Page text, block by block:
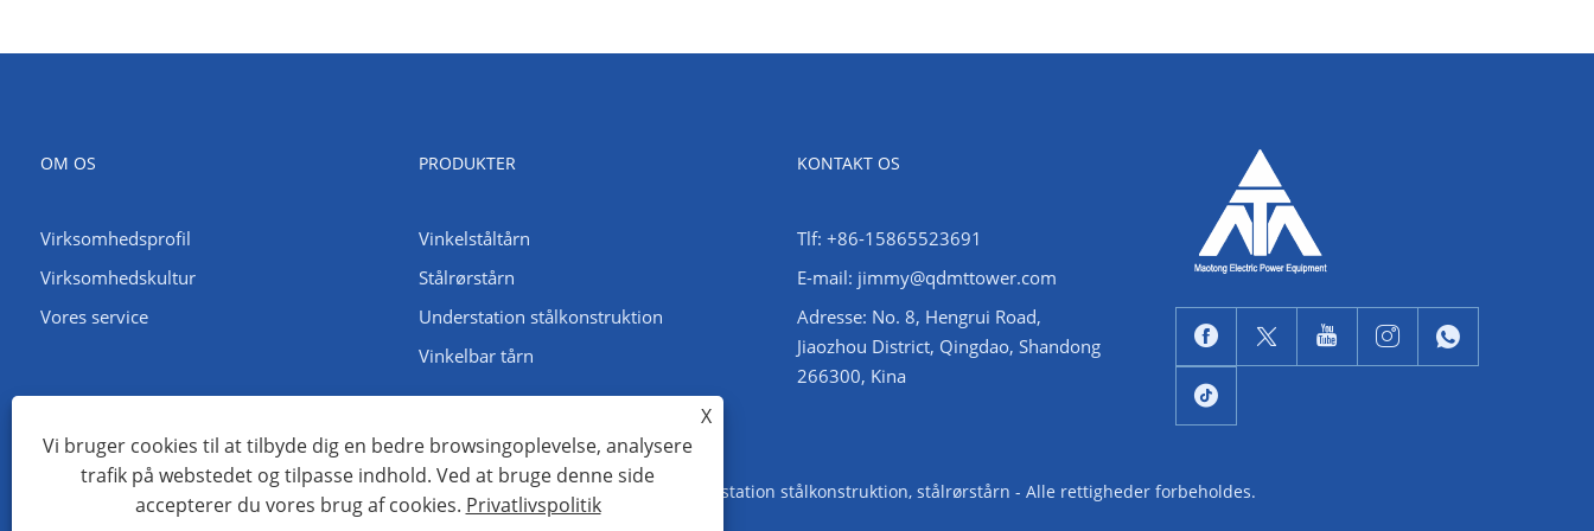
OM OS
Virksomhedsprofil
Virksomhedskultur
Vores service
PRODUKTER
Vinkelståltårn
Stålrørstårn
Understation stålkonstruktion
Vinkelbar tårn
KONTAKT OS
Tlf: +86-15865523691
E-mail: jimmy@qdmttower.com
Adresse: No. 8, Hengrui Road,
Jiaozhou District, Qingdao, Shandong
266300, Kina
Copyright © 2022 Qingdao Maotong Power Equipment Co., Ltd. - Vinkelståltårn, understation stålkonstruktion, stålrørstårn - Alle rettigheder forbeholdes.
X
Vi bruger cookies til at tilbyde dig en bedre browsingoplevelse, analysere
trafik på webstedet og tilpasse indhold. Ved at bruge denne side
accepterer du vores brug af cookies. Privatlivspolitik